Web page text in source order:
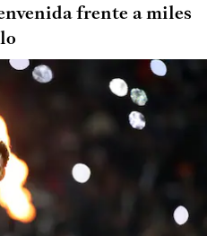
frente a miles